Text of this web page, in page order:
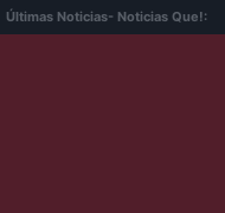
Últimas Noticias- Noticias Que!: